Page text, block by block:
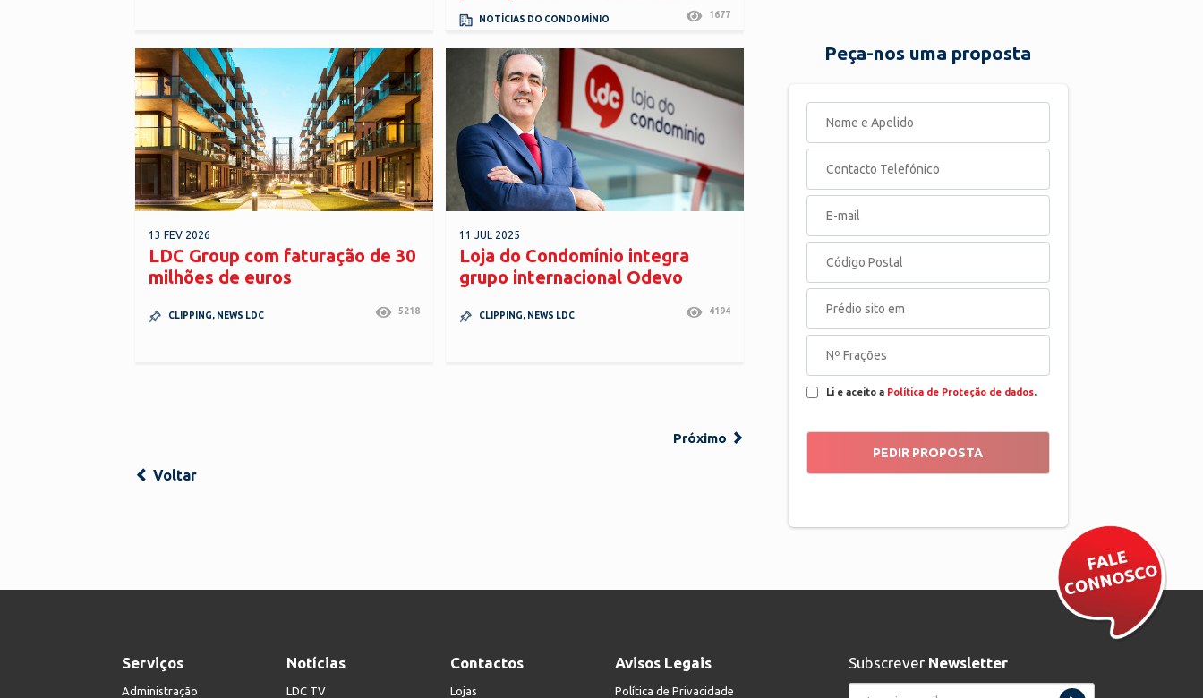
NOTÍCIAS DO CONDOMÍNIO 1677
13 FEV 2026
LDC Group com faturação de 30
milhões de euros
CLIPPING, NEWS LDC 5218
11 JUL 2025
Loja do Condomínio integra
grupo internacional Odevo
CLIPPING, NEWS LDC 4194
Próximo
Voltar
Peça-nos uma proposta
Li e aceito a Política de Proteção de dados.
Serviços
Administração
Notícias
LDC TV
Contactos
Lojas
Avisos Legais
Política de Privacidade
Subscrever Newsletter